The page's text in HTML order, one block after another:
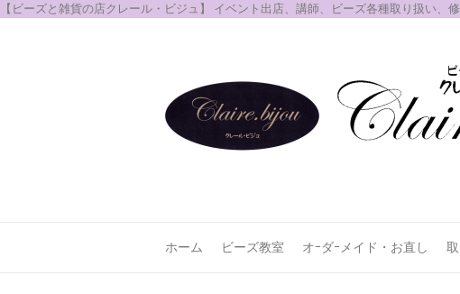
【ビーズと雑貨の店クレール・ビジュ】 イベント出店、講師、ビーズ各種取り扱い、
ホーム ビーズ教室 オｰダｰメイド・お直し